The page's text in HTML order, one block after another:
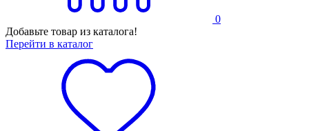
0
Добавьте товар из каталога!
Перейти в каталог